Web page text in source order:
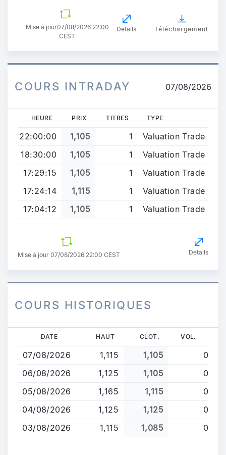
Mise à jour07/08/2026 22:00
CEST
Details Téléchargement
COURS INTRADAY 07/08/2026
HEURE PRIX TITRES TYPE
22:00:00 1,105 1
Valuation Trade
18:30:00
1,105 1
Valuation Trade
17:29:15
1,105 1
Valuation Trade
17:24:14
1,115 1
Valuation Trade
17:04:12
1,105 1 Valuation Trade
Mise à jour 07/08/2026 22:00 CEST Details
COURS HISTORIQUES
contenu
principal
DATE HAUT CLOT. VOL.
07/08/2026 1,115 1,105
0
06/08/2026
1,125 1,105
0
05/08/2026
1,165 1,115
0
04/08/2026
1,125 1,125
0
03/08/2026
1,115 1,085 0